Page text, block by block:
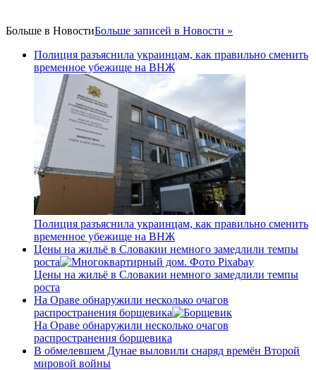
Больше в НовостиБольше записей в Новости »
Полиция разъяснила украинцам, как правильно сменить
временное убежище на ВНЖ
Полиция разъяснила украинцам, как правильно сменить
временное убежище на ВНЖ
Цены на жильё в Словакии немного замедлили темпы
роста
Цены на жильё в Словакии немного замедлили темпы
роста
На Ораве обнаружили несколько очагов
распространения борщевика
На Ораве обнаружили несколько очагов
распространения борщевика
В обмелевшем Дунае выловили снаряд времён Второй
мировой войны